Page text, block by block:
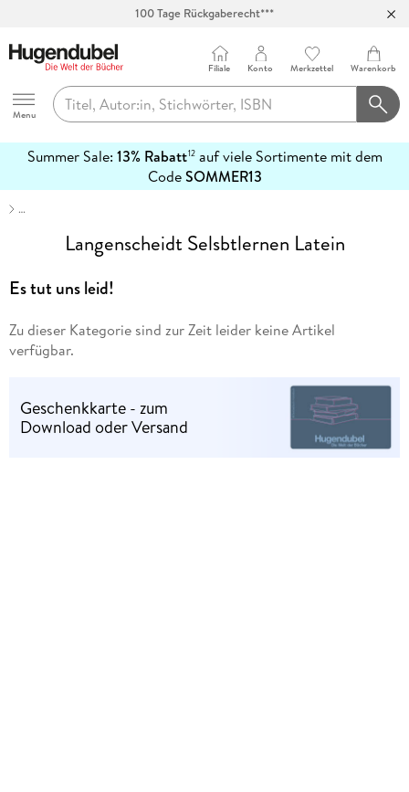
100 Tage Rückgaberecht***
Hugendubel
Menu
Filiale Konto Merkzettel Warenkorb
Summer Sale: 13% Rabatt12auf viele Sortimente mit dem
CodeSOMMER13
erfahren
…
Langenscheidt Selsbtlernen Latein
Es tut uns leid!
Zu dieser Kategorie sind zur Zeit leider keine Artikel
verfügbar.
Geschenkkarte - zum
Download oder Versand